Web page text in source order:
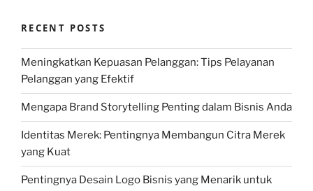
RECENT POSTS
Meningkatkan Kepuasan Pelanggan: Tips Pelayanan
Pelanggan yang Efektif
Mengapa Brand Storytelling Penting dalam Bisnis Anda
Identitas Merek: Pentingnya Membangun Citra Merek
yang Kuat
Pentingnya Desain Logo Bisnis yang Menarik untuk